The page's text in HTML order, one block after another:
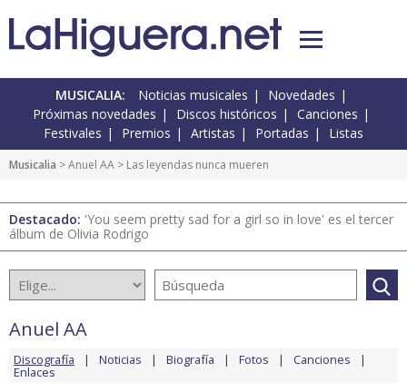
MUSICALIA: Noticias musicales
Novedades
Próximas novedades
Discos históricos
Canciones
Festivales
Premios Artistas Portadas Listas
Musicalia >Anuel AA > Las leyendas nunca mueren
Destacado: 'You seem pretty sad for a girl so in love' es el tercer
álbum de Olivia Rodrigo
Anuel AA
Discografía Noticias Biografía Fotos Canciones
Enlaces